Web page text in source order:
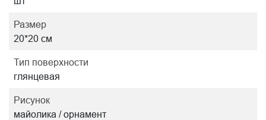
Размер
20*20 см
Тип поверхности
глянцевая
Рисунок
майолика / орнамент